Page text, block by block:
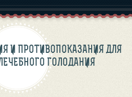
И ПРОТИВОПОКАЗАНИЯ ДЛЯ
ГОЛОДАНИЯ